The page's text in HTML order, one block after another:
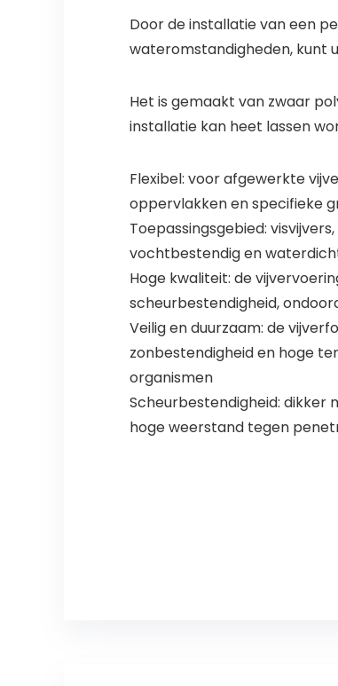
Door de installatie van een
wateromstandigheden, kunt
Het is gemaakt van zwaar
installatie kan heet lassen
Flexibel: voor afgewerkte
oppervlakken en specifieke
Toepassingsgebied:
vochtbestendig en
Hoge kwaliteit: de
scheurbestendigheid,
Veilig en duurzaam: de
zonbestendigheid en hoge
organismen
Scheurbestendigheid: dikker
hoge weerstand tegen